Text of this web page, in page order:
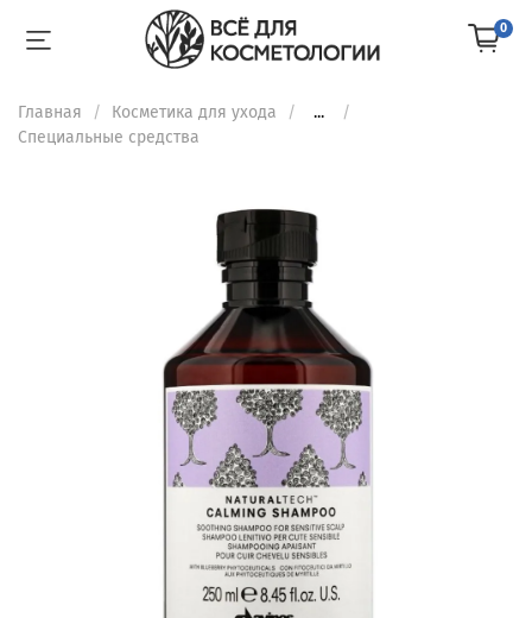
0
Главная Косметика для ухода
...
Специальные средства